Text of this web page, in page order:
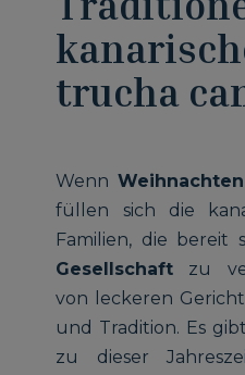
trucha
Wenn
füllen sich die
Familien, die bereit
Gesellschaft zu
von leckeren
und Tradition. Es
zu dieser